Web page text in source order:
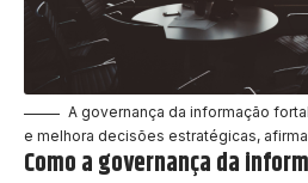
A governança da informação
e melhora decisões estratégicas,
Como a governança da